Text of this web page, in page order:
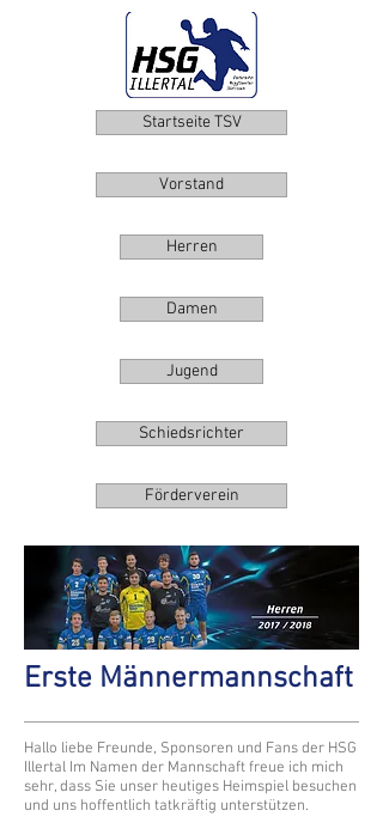
Startseite TSV
Vorstand
Herren
Damen
Jugend
Schiedsrichter
Förderverein
Erste Männermannschaft
Hallo liebe Freunde, Sponsoren und Fans der HSG
Illertal Im Namen der Mannschaft freue ich mich
sehr, dass Sie unser heutiges Heimspiel besuchen
und uns hoffentlich tatkräftig unterstützen.